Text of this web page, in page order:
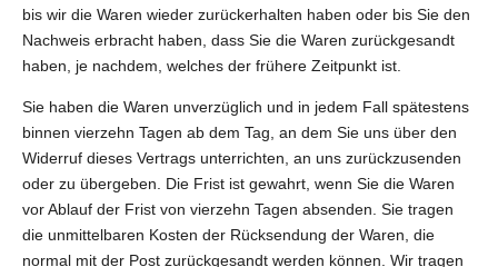
bis wir die Waren wieder zurückerhalten haben oder bis Sie den
Nachweis erbracht haben, dass Sie die Waren zurückgesandt
haben, je nachdem, welches der frühere Zeitpunkt ist.
Sie haben die Waren unverzüglich und in jedem Fall spätestens
binnen vierzehn Tagen ab dem Tag, an dem Sie uns über den
Widerruf dieses Vertrags unterrichten, an uns zurückzusenden
oder zu übergeben. Die Frist ist gewahrt, wenn Sie die Waren
vor Ablauf der Frist von vierzehn Tagen absenden. Sie tragen
die unmittelbaren Kosten der Rücksendung der Waren, die
normal mit der Post zurückgesandt werden können. Wir tragen